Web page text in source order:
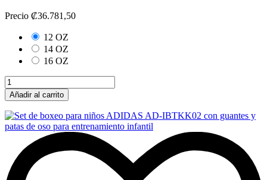
Precio ₡36.781,50
12 OZ
14 OZ
16 OZ
Añadir al carrito